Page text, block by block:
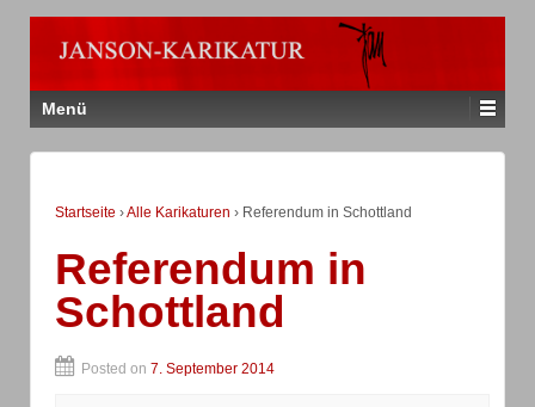
Menü
Startseite ›Alle Karikaturen › Referendum in Schottland
Referendum in
Schottland
Posted on 7. September 2014